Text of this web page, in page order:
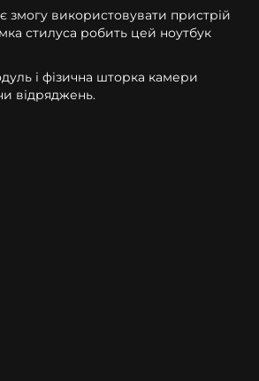
змогу використовувати пристрій
стилуса робить цей ноутбук
і фізична шторка камери
відряджень.